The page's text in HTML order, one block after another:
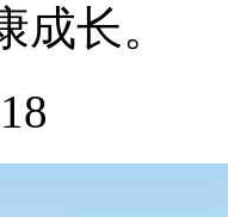
成长。